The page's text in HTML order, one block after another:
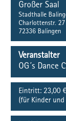
Großer Saal
Stadthalle
Charlottenstr. 27
72336 Balingen
Veranstalter
OG´s Dance
Eintritt: 23,00
(für Kinder